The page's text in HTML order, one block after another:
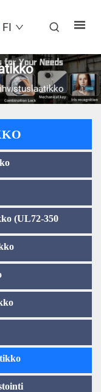
FI
(UL72-350